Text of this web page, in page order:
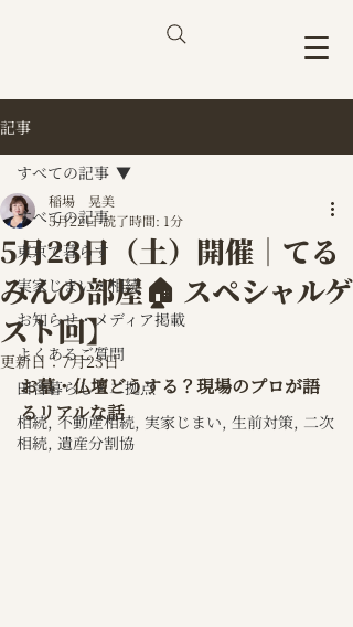
記事
すべての記事
東京で暮らす
実家じまい・相続
お知らせ・メディア掲載
よくあるご質問
田舎暮らし・二拠点
相続, 不動産相続, 実家じまい, 生前対策, 二次
相続, 遺産分割協
すべての記事
5月23日（土）開催｜てる
みんの部屋🏠 スペシャルゲ
スト回】
稲場 晃美
5月22日 読了時間: 1分
更新日：7月23日
お墓・仏壇どうする？現場のプロが語
るリアルな話